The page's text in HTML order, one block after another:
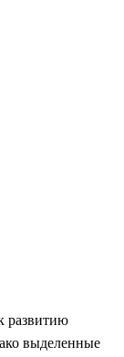
развитию
выделенные